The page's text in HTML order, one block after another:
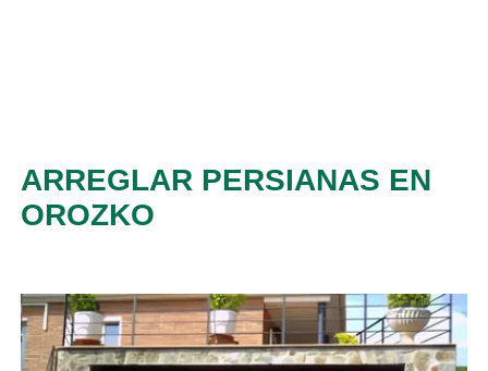
ARREGLAR PERSIANAS EN
OROZKO